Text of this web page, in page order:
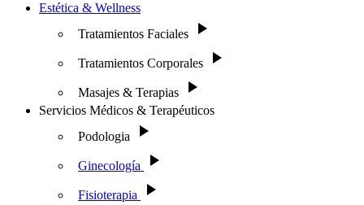
Estética & Wellness
Tratamientos Faciales
Tratamientos Corporales
Masajes & Terapias
Servicios Médicos & Terapéuticos
Podologia
Ginecología
Fisioterapia